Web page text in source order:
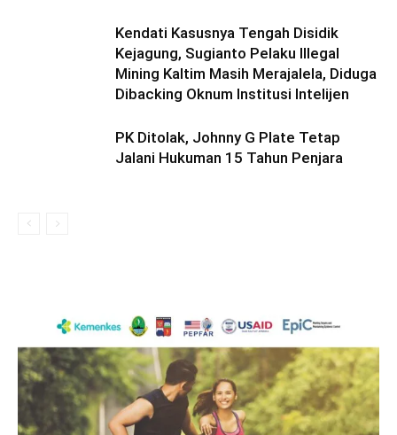
Kendati Kasusnya Tengah Disidik
Kejagung, Sugianto Pelaku Illegal
Mining Kaltim Masih Merajalela, Diduga
Dibacking Oknum Institusi Intelijen
PK Ditolak, Johnny G Plate Tetap
Jalani Hukuman 15 Tahun Penjara